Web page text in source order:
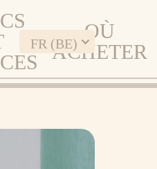
OÙ
ACHETER
FR (BE)